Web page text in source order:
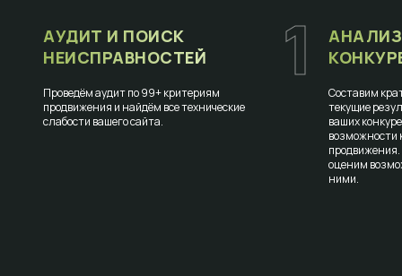
1
АУДИТ И ПОИСК
НЕИСПРАВНОСТЕЙ
Проведём аудит по 99+ критериям
продвижения и найдём все технические
слабости вашего сайта.
Составим
текущие
ваших
возможности
оценим
ними.